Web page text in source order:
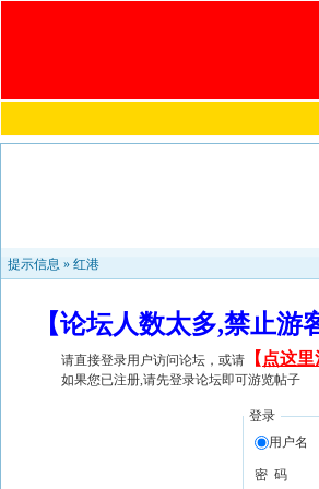
提示信息 » 红港
【论坛人数太多,禁止
请直接登录用户访问论坛，或请 【 点这里
如果您已注册,请先登录论坛即可游览帖子
登录
用户名
密 码